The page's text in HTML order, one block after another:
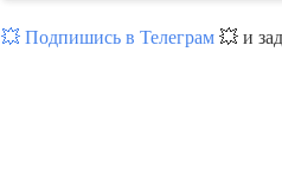
💥 Подпишись в Телеграм💥 и